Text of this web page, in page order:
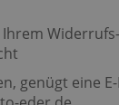
genügt eine